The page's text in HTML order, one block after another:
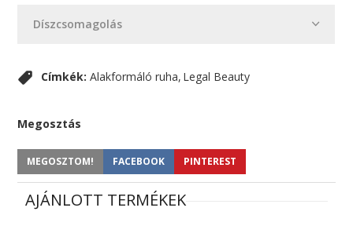
Díszcsomagolás
Címkék: Alakformáló ruha Legal Beauty
Megosztás
MEGOSZTOM! FACEBOOK PINTEREST
AJÁNLOTT TERMÉKEK